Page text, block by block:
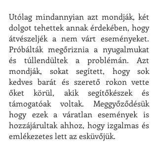
Utólag mindannyian azt mondják, két
dolgot tehettek annak érdekében, hogy
átvészeljék a nem várt eseményeket.
Próbálták megőriznia a nyugalmukat
és túllendültek a problémán. Azt
mondják, sokat segített, hogy sok
kedves barát és szerető rokon vette
őket körül, akik segítőkészek és
támogatóak voltak. Meggyőződésük
hogy ezek a váratlan események is
hozzájárultak ahhoz, hogy izgalmas és
emlékezetes lett az esküvőjük.